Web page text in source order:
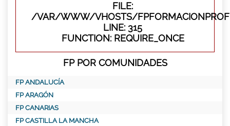
FILE:
/VAR/WWW/VHOSTS/
LINE: 315
FUNCTION: REQUIRE_ONCE
FP POR COMUNIDADES
FP ANDALUCÍA
FP ARAGÓN
FP CANARIAS
FP CASTILLA LA MANCHA